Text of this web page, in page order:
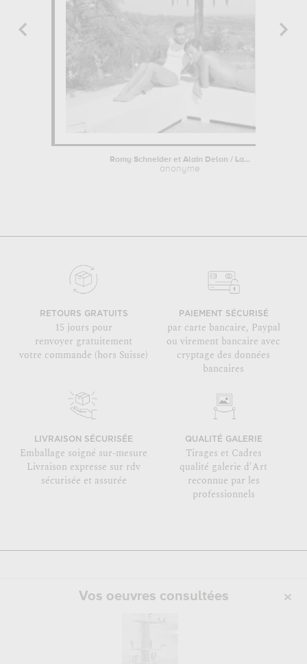
Romy Schneider et Alain Delon / La...
anonyme
RETOURS GRATUITS
15 jours pour
renvoyer gratuitement
votre commande (hors Suisse)
PAIEMENT SÉCURISÉ
par carte bancaire, Paypal
ou virement bancaire avec
cryptage des données
bancaires
LIVRAISON SÉCURISÉE
Emballage soigné sur-mesure
Livraison expresse sur rdv
sécurisée et assurée
QUALITÉ GALERIE
Tirages et Cadres
qualité galerie d'Art
reconnue par les
professionnels
Vos oeuvres consultées